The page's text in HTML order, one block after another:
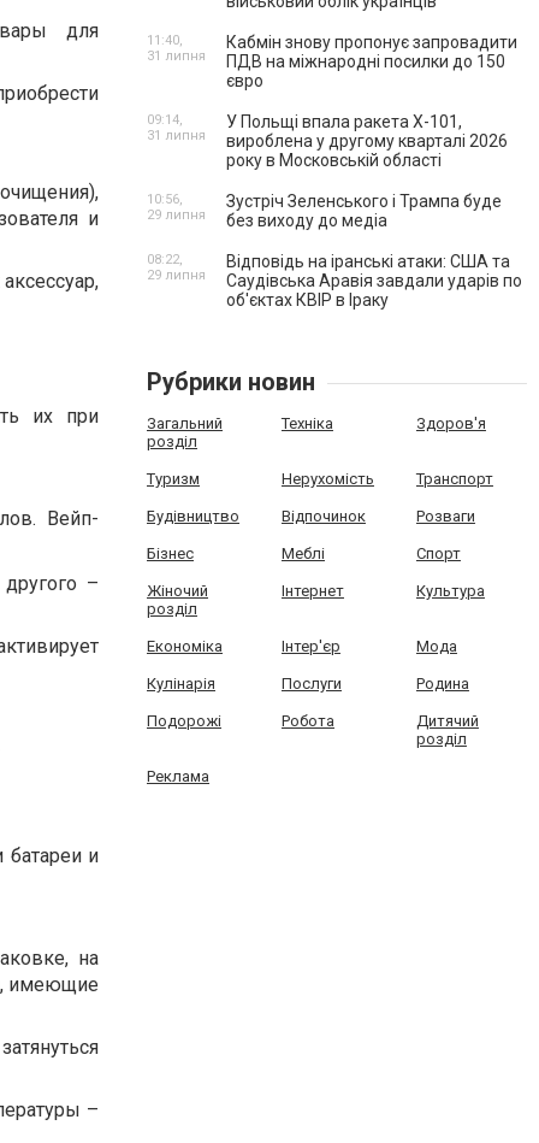
для
и
их при
Вейп-
–
и
на
имеющие
–
Кабмін знову пропонує запровадити
ПДВ на міжнародні посилки до 150
євро
11:40,
31 липня
У Польщі впала ракета Х-101,
вироблена у другому кварталі 2026
року в Московській області
09:14,
31 липня
Зустріч Зеленського і Трампа буде
без виходу до медіа
10:56,
29 липня
Відповідь на іранські атаки: США та
Саудівська Аравія завдали ударів по
об'єктах КВІР в Іраку
08:22,
29 липня
Рубрики новин
Загальний
розділ
Техніка Здоров'я
Туризм Нерухомість Транспорт
Будівництво Відпочинок Розваги
Бізнес Меблі Спорт
Жіночий
розділ
Інтернет Культура
Економіка Інтер'єр Мода
Кулінарія Послуги Родина
Подорожі Робота
Дитячий
розділ
Реклама